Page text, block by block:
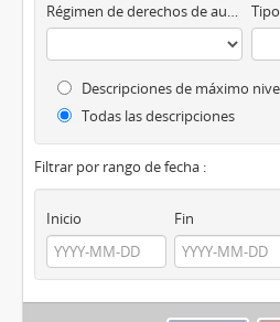
Régimen de derechos de autor
Descripciones de máximo
Todas las descripciones
Filtrar por rango de fecha :
Inicio Fin